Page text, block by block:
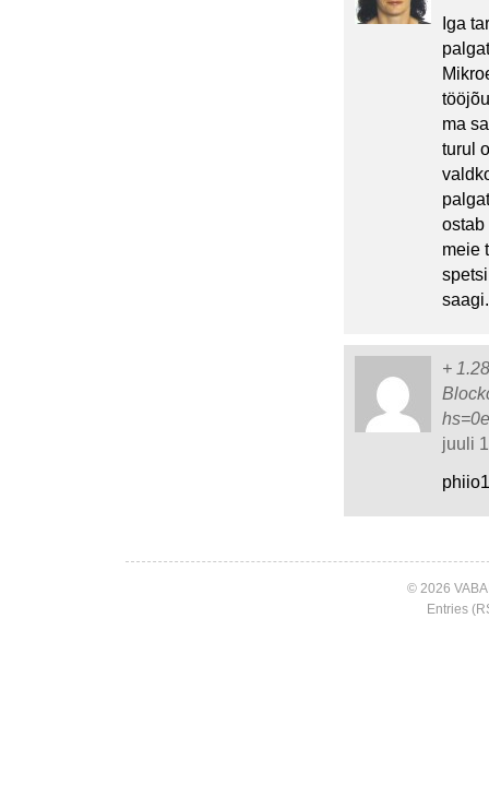
Iga
ma
turul
ostab
meie
+
juuli
phiio1
© 2026
Entries